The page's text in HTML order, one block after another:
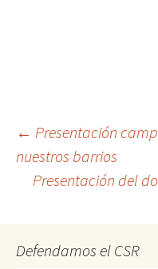
Post
← Presentación
nuestros barrios
Presentación del
Defendamos el CSR